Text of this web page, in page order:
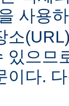
사용
소
있으므
이다.